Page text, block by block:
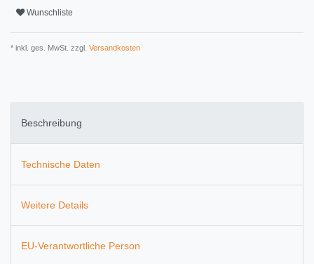
Wunschliste
* inkl. ges. MwSt. zzgl. Versandkosten
Beschreibung
Technische Daten
Weitere Details
EU-Verantwortliche Person